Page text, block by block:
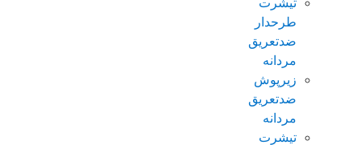
طرحدار
ضدتعریق
مردانه
زیرپوش
ضدتعریق
مردانه
تیشرت